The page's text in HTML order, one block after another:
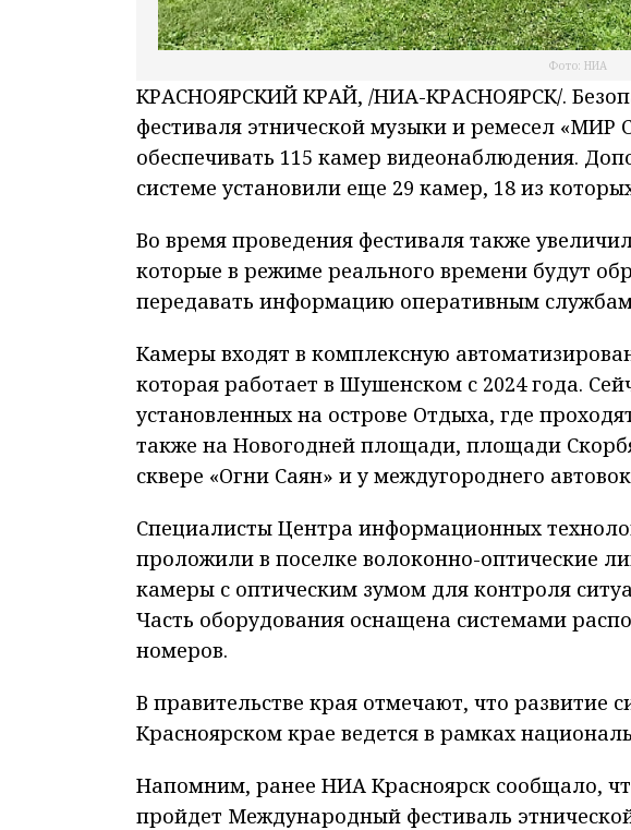
Фото: НИА
КРАСНОЯРСКИЙ КРАЙ, /НИА-КРАСНОЯРСК/.
фестиваля этнической музыки и ремесел
обеспечивать 115 камер видеонаблюдения.
системе установили еще 29 камер, 18 из
Во время проведения фестиваля также
которые в режиме реального времени будут
передавать информацию оперативным
Камеры входят в комплексную
которая работает в Шушенском с 2024 года.
установленных на острове Отдыха, где
также на Новогодней площади, площади
сквере «Огни Саян» и у междугороднего
Специалисты Центра информационных
проложили в поселке волоконно-оптические
камеры с оптическим зумом для контроля
Часть оборудования оснащена системами
номеров.
В правительстве края отмечают, что развитие
Красноярском крае ведется в рамках
Напомним, ранее НИА Красноярск сообщало,
пройдет Международный фестиваль